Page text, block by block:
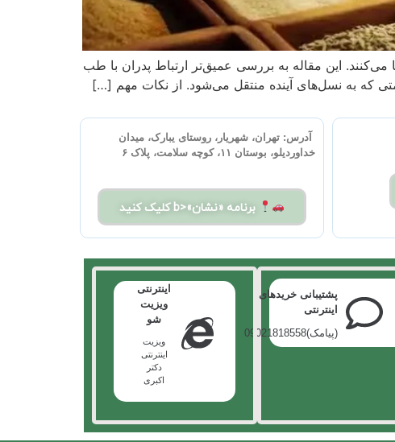
این مقاله به بررسی عمیق‌تر ارتباط پدران با طب
که به نسل‌های آینده منتقل می‌شود. از نکات مهم […]
آدرس: تهران، شهریار، روستای یبارک، میدان
خداوردیلو، بوستان ۱۱، کوچه سلامت، پلاک ۶
برنامه «نشان»<b کلیک کنید
پشتیبانی خریدهای
اینترنتی
(پیامک)09021818558
اینترنتی
ویزیت
شو
ویزیت
اینترنتی
دکتر
اکبری